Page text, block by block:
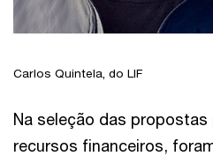
Carlos Quintela, do LIF
Na seleção das propostas
recursos financeiros,